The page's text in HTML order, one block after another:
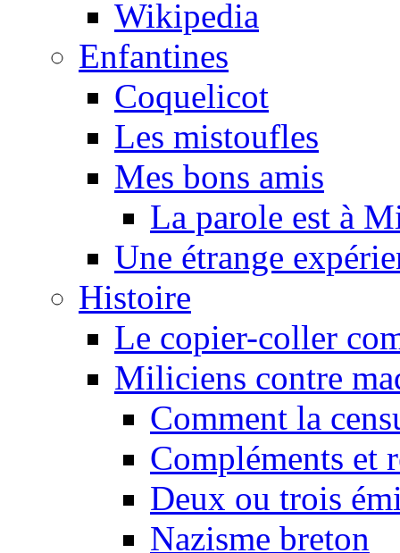
Wikipedia
Enfantines
Coquelicot
Les mistoufles
Mes bons amis
La parole est à
Une étrange
Histoire
Le copier-coller
Miliciens contre
Comment la
Compléments et
Deux ou trois
Nazisme breton